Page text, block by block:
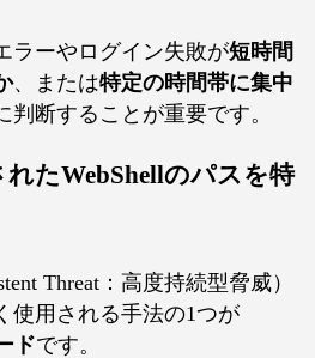
ラーやログイン失敗が短時間
、または特定の時間帯に集中
判断することが重要です。
たWebShellのパスを特
Threat：高度持続型脅威）
使用される手法の1つが
ドです。